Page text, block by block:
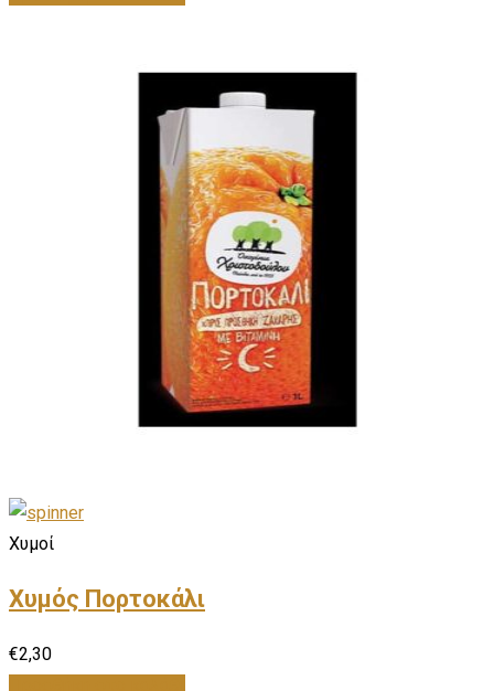
Χυμοί
Χυμός Πορτοκάλι
€2,30